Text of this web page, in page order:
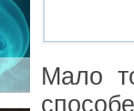
Мало